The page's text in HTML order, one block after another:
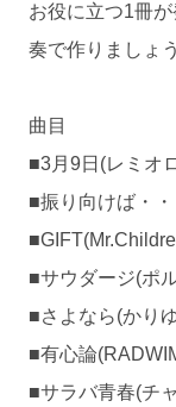
お役に立つ1冊
奏で作りましょ
曲目
■3月9日(レミオ
■振り向けば・
■サウダージ(ポ
■さよなら(かり
■有心論
■サラバ青春(チ